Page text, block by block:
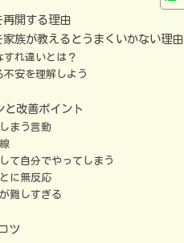
開する理由
族が教えるとうまくいかない理由
れ違いとは？
安を理解しよう
改善ポイント
まう言動
て自分でやってしまう
に無反応
難しすぎる
ツ